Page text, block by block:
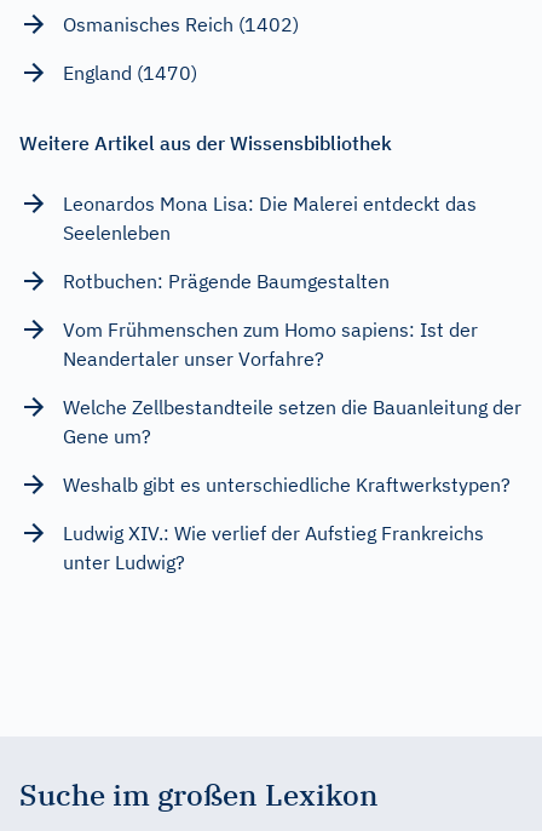
Osmanisches Reich (1402)
England (1470)
Weitere Artikel aus der Wissensbibliothek
Leonardos Mona Lisa: Die Malerei entdeckt das
Seelenleben
Rotbuchen: Prägende Baumgestalten
Vom Frühmenschen zum Homo sapiens: Ist der
Neandertaler unser Vorfahre?
Welche Zellbestandteile setzen die Bauanleitung der
Gene um?
Weshalb gibt es unterschiedliche Kraftwerkstypen?
Ludwig XIV.: Wie verlief der Aufstieg Frankreichs
unter Ludwig?
Suche im großen Lexikon